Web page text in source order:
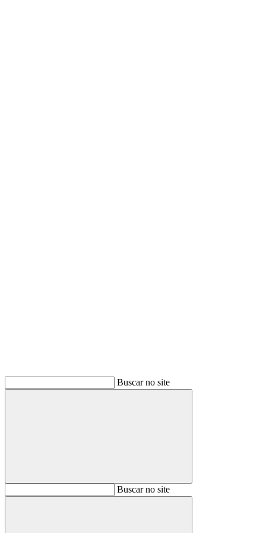
Buscar no site
BuscarBuscar no site